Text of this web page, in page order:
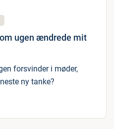
ugen ændrede mit
forsvinder i møder,
ny tanke?